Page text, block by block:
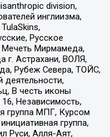
division,
инглиизма,
Русское
Мечеть Мирмамеда,
г. Астрахани, ВОЛЯ,
Рубеж Севера, ТОЙС,
деятельности,
В честь иконы
Независимость,
группа МПГ, Курсом
группа,
Руси, Алля-Аят,